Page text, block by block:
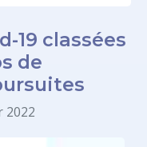
19 classées
de
2022